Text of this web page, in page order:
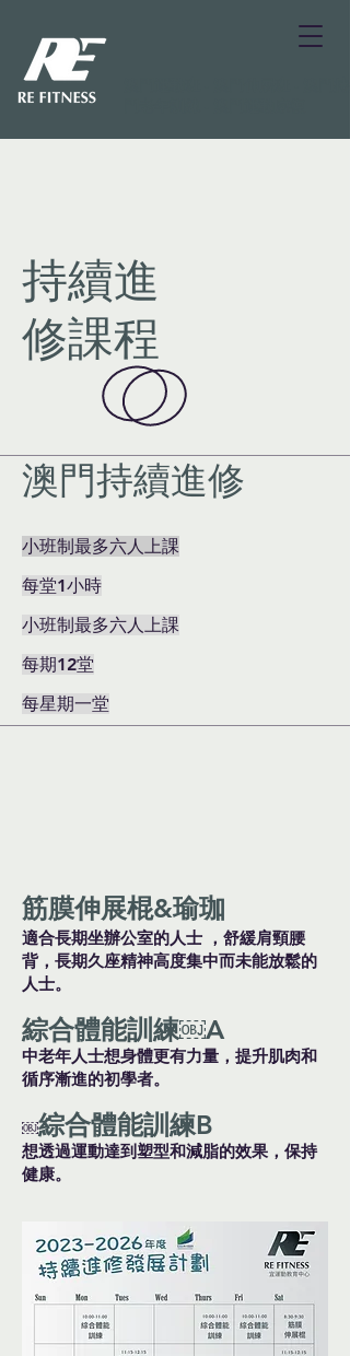
持續進
修課程
澳門持續進修
小班制最多六人上課
每堂1小時
小班制最多六人上課
每期12堂
每星期一堂
筋膜伸展棍&瑜珈
適合長期坐辦公室的人士 ，舒緩肩頸腰
背，長期久座精神高度集中而未能放鬆的
人士。
綜合體能訓練￼A
中老年人士想身體更有力量，提升肌肉和
循序漸進的初學者。
￼綜合體能訓練B
想透過運動達到塑型和減脂的效果，保持
健康。